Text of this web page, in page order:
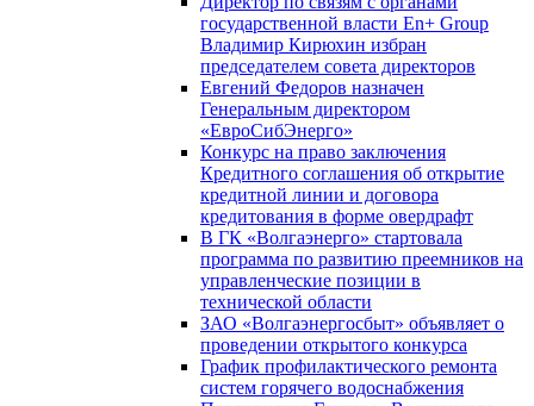
государственной власти En+ Group
Владимир Кирюхин избран
председателем совета директоров
Евгений Федоров назначен
Генеральным директором
«ЕвроСибЭнерго»
Конкурс на право заключения
Кредитного соглашения об открытие
кредитной линии и договора
кредитования в форме овердрафт
В ГК «Волгаэнерго» стартовала
программа по развитию преемников на
управленческие позиции в
технической области
ЗАО «Волгаэнергосбыт» объявляет о
проведении открытого конкурса
График профилактического ремонта
систем горячего водоснабжения